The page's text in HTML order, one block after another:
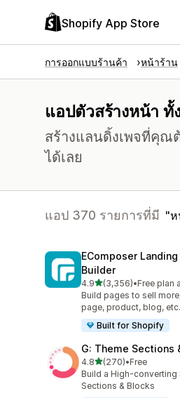
Shopify App Store
การออกแบบร้านค้า หน้าร้าน
แอปตัวสร้างหน้า
สร้างแลนดิ้งเพจที่คุณ
ได้เลย
แอป 370 รายการที่มี ห
EComposer Landing
Builder
4.9เต็ม 5 ดาว
(3,356)
ทั้งหมด 3356 รีวิว
•Free plan
Build pages to sell
page, product, blog, etc.
Built for Shopify
G: Theme Sections
4.8เต็ม 5 ดาว
(270)
ทั้งหมด 270 รีวิว
•Free
Build a High-converting
Sections & Blocks